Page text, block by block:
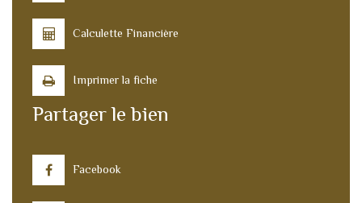
Calculette Financière
Imprimer la fiche
Partager le bien
Facebook